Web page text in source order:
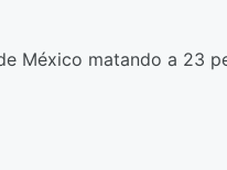
México matando a 23